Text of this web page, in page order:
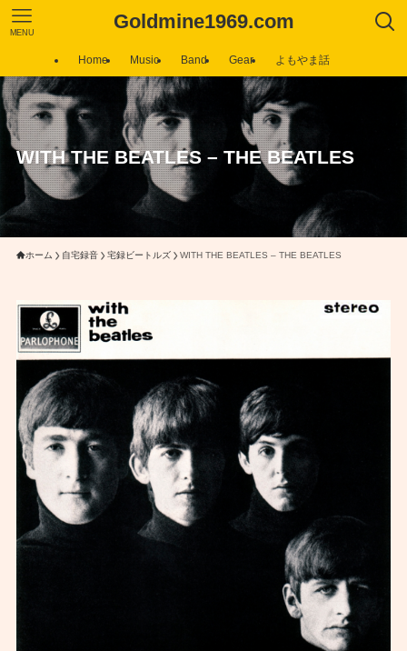
Goldmine1969.com
MENU
Home Music Band Gear よもやま話
WITH THE BEATLES – THE BEATLES
ホーム 自宅録音 宅録ビートルズ WITH THE BEATLES – THE BEATLES